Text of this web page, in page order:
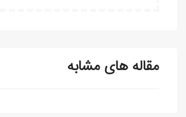
مقاله های مشابه